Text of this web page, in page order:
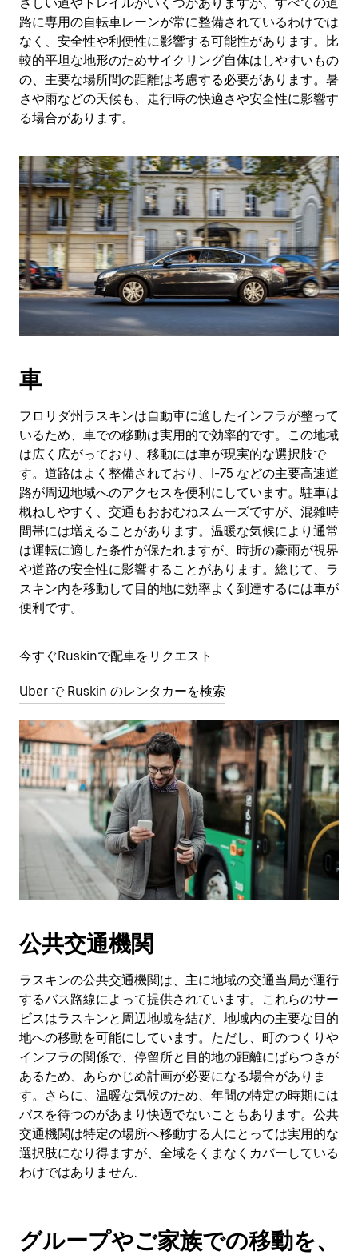
路に専用の自転車レーンが常に整備されているわけでは
なく、安全性や利便性に影響する可能性があります。比
較的平坦な地形のためサイクリング自体はしやすいもの
の、主要な場所間の距離は考慮する必要があります。暑
さや雨などの天候も、走行時の快適さや安全性に影響す
る場合があります。
車
フロリダ州ラスキンは自動車に適したインフラが整って
いるため、車での移動は実用的で効率的です。この地域
は広く広がっており、移動には車が現実的な選択肢で
す。道路はよく整備されており、I-75 などの主要高速道
路が周辺地域へのアクセスを便利にしています。駐車は
概ねしやすく、交通もおおむねスムーズですが、混雑時
間帯には増えることがあります。温暖な気候により通常
は運転に適した条件が保たれますが、時折の豪雨が視界
や道路の安全性に影響することがあります。総じて、ラ
スキン内を移動して目的地に効率よく到達するには車が
便利です。
今すぐRuskinで配車をリクエスト
Uber で Ruskin のレンタカーを検索
公共交通機関
ラスキンの公共交通機関は、主に地域の交通当局が運行
するバス路線によって提供されています。これらのサー
ビスはラスキンと周辺地域を結び、地域内の主要な目的
地への移動を可能にしています。ただし、町のつくりや
インフラの関係で、停留所と目的地の距離にばらつきが
あるため、あらかじめ計画が必要になる場合がありま
す。さらに、温暖な気候のため、年間の特定の時期には
バスを待つのがあまり快適でないこともあります。公共
交通機関は特定の場所へ移動する人にとっては実用的な
選択肢になり得ますが、全域をくまなくカバーしている
わけではありません.
グループやご家族での移動を、